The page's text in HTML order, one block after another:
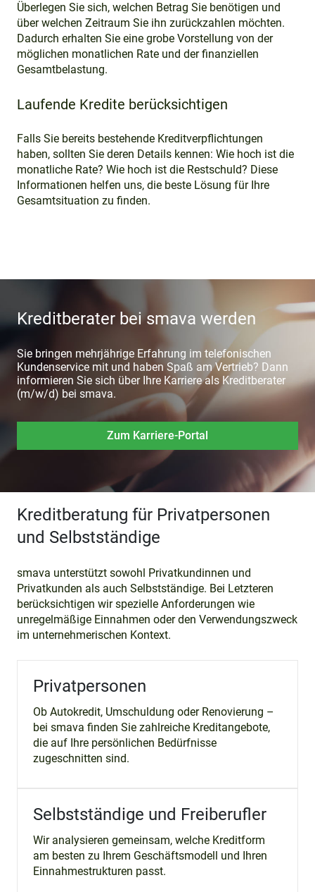
Überlegen Sie sich, welchen Betrag Sie benötigen und
über welchen Zeitraum Sie ihn zurückzahlen möchten.
Dadurch erhalten Sie eine grobe Vorstellung von der
möglichen monatlichen Rate und der finanziellen
Gesamtbelastung.
Laufende Kredite berücksichtigen
Falls Sie bereits bestehende Kreditverpflichtungen
haben, sollten Sie deren Details kennen: Wie hoch ist die
monatliche Rate? Wie hoch ist die Restschuld? Diese
Informationen helfen uns, die beste Lösung für Ihre
Gesamtsituation zu finden.
Kreditberater bei smava werden
Sie bringen mehrjährige Erfahrung im telefonischen
Kundenservice mit und haben Spaß am Vertrieb? Dann
informieren Sie sich über Ihre Karriere als Kreditberater
(m/w/d) bei smava.
Zum Karriere-Portal
Kreditberatung für Privatpersonen
und Selbstständige
smava unterstützt sowohl Privatkundinnen und
Privatkunden als auch Selbstständige. Bei Letzteren
berücksichtigen wir spezielle Anforderungen wie
unregelmäßige Einnahmen oder den Verwendungszweck
im unternehmerischen Kontext.
Privatpersonen
Ob Autokredit, Umschuldung oder Renovierung –
bei smava finden Sie zahlreiche Kreditangebote,
die auf Ihre persönlichen Bedürfnisse
zugeschnitten sind.
Selbstständige und Freiberufler
Wir analysieren gemeinsam, welche Kreditform
am besten zu Ihrem Geschäftsmodell und Ihren
Einnahmestrukturen passt.